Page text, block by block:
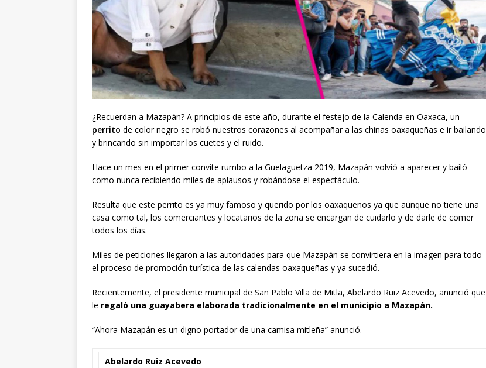
¿Recuerdan a Mazapán? A principios de este año, durante el festejo de la Calenda en Oaxaca, un
perrito de color negro se robó nuestros corazones al acompañar a las chinas oaxaqueñas e ir bailando
y brincando sin importar los cuetes y el ruido.
Hace un mes en el primer convite rumbo a la Guelaguetza 2019, Mazapán volvió a aparecer y bailó
como nunca recibiendo miles de aplausos y robándose el espectáculo.
Resulta que este perrito es ya muy famoso y querido por los oaxaqueños ya que aunque no tiene una
casa como tal, los comerciantes y locatarios de la zona se encargan de cuidarlo y de darle de comer
todos los días.
Miles de peticiones llegaron a las autoridades para que Mazapán se convirtiera en la imagen para todo
el proceso de promoción turística de las calendas oaxaqueñas y ya sucedió.
Recientemente, el presidente municipal de San Pablo Villa de Mitla, Abelardo Ruiz Acevedo, anunció que
le regaló una guayabera elaborada tradicionalmente en el municipio a Mazapán.
“Ahora Mazapán es un digno portador de una camisa mitleña” anunció.
Abelardo Ruiz Acevedo